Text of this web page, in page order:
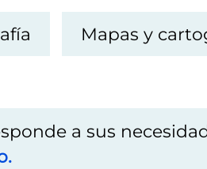
Mapas y
a sus